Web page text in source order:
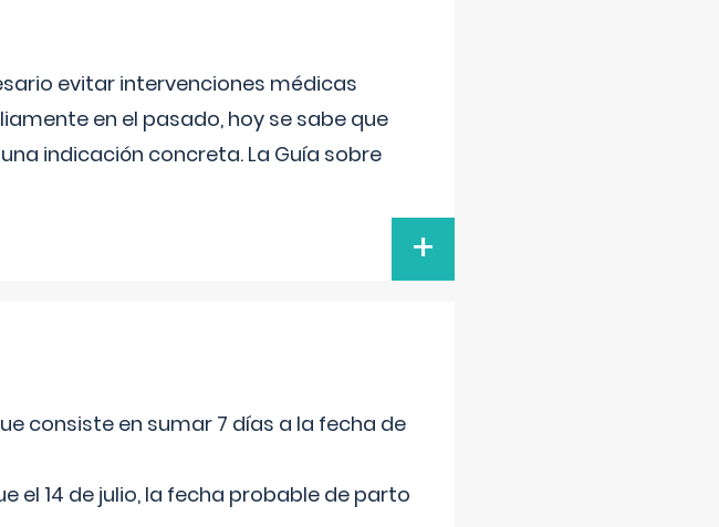
evitar intervenciones médicas
en el pasado, hoy se sabe que
indicación concreta. La Guía sobre
+
consiste en sumar 7 días a la fecha de
el 14 de julio, la fecha probable de parto